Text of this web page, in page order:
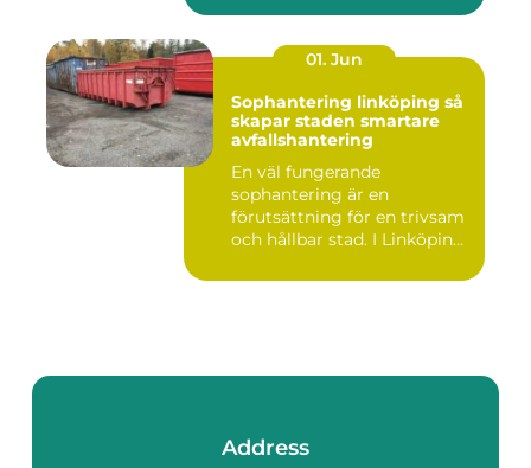
01. Jun
Sophantering linköping så
skapar staden smartare
avfallshantering
En väl fungerande
sophantering är en
förutsättning för en trivsam
och hållbar stad. I Linköping
Address